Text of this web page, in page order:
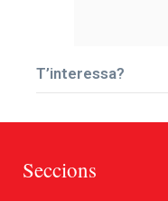
T’interessa?
Seccions